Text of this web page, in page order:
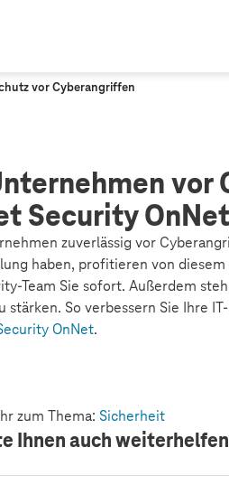
vor Cyberangriffen
vor
Security
zuverlässig vor
haben, profitieren von diesem
Team Sie sofort. Außerdem
So verbessern Sie Ihre
OnNet.
zum Thema: Sicherheit
Ihnen auch weiterhelfen